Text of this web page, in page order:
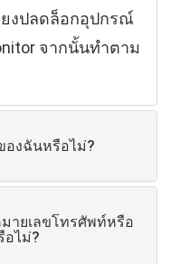
งปลดล็อกอุปกรณ์
จากนั้นทำตาม
องฉันหรือไม่?
ายเลขโทรศัพท์หรือ
อไม่?